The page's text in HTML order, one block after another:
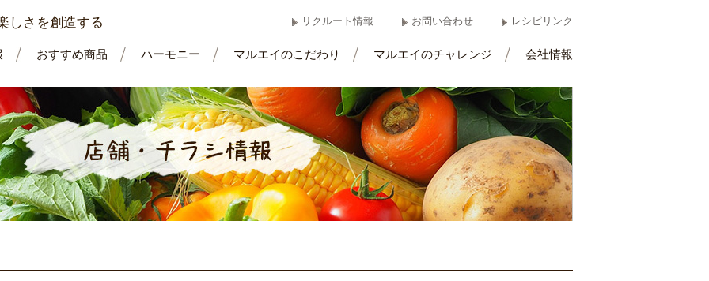
しさを創造する リクルート情報 お問い合わせ レシピリンク
おすすめ商品 ハーモニー マルエイのこだわり マルエイのチャレンジ 会社情報